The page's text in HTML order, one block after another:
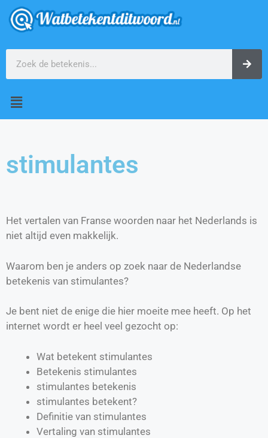
stimulantes
Het vertalen van Franse woorden naar het Nederlands is
niet altijd even makkelijk.
Waarom ben je anders op zoek naar de Nederlandse
betekenis van stimulantes?
Je bent niet de enige die hier moeite mee heeft. Op het
internet wordt er heel veel gezocht op:
Wat betekent stimulantes
Betekenis stimulantes
stimulantes betekenis
stimulantes betekent?
Definitie van stimulantes
Vertaling van stimulantes